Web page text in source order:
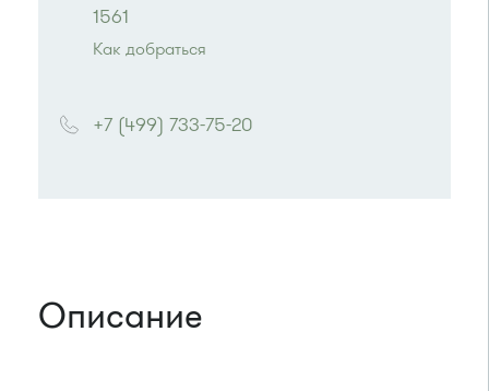
1561
Как добраться
Автобусы № 5, 15, 32.
Маршрутка № 460м, 720м
+7 (499) 733-75-20
Описание